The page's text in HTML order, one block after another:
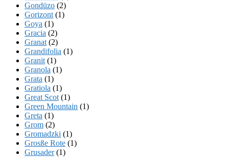
Gondüzo (2)
Gorizont (1)
Goya (1)
Gracia (2)
Granat (2)
Grandifolia (1)
Granit (1)
Granola (1)
Grata (1)
Gratiola (1)
Great Scot (1)
Green Mountain (1)
Greta (1)
Grom (2)
Gromadzki (1)
Grosße Rote (1)
Grusader(1)